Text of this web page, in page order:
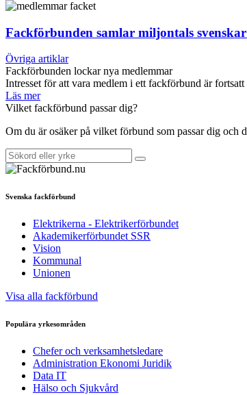
Fackförbunden samlar miljontals
Övriga artiklar
Fackförbunden lockar nya medlemmar
Intresset för att vara medlem i ett fackförbund är
Läs mer
Vilket fackförbund passar dig?
Om du är osäker på vilket förbund som passar dig och
Svenska fackförbund
Elektrikerna - Elektrikerförbundet
Akademikerförbundet SSR
Vision
Kommunal
Unionen
Visa alla fackförbund
Populära yrkesområden
Chefer och verksamhetsledare
Administration Ekonomi Juridik
Data IT
Hälso och Sjukvård